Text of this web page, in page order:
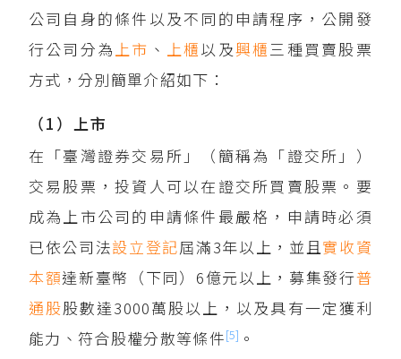
公司自身的條件以及不同的申請程序，公開發
行公司分為上市 、 上櫃以及興櫃三種買賣股票
方式，分別簡單介紹如下：
（1）上市
在「臺灣證券交易所」（簡稱為「證交所」）
交易股票，投資人可以在證交所買賣股票。要
成為上市公司的申請條件最嚴格，申請時必須
已依公司法設立登記屆滿3年以上，並且實收資
本額達新臺幣（下同）6億元以上，募集發行普
通股股數達3000萬股以上，以及具有一定獲利
能力、符合股權分散等條件[5] 。